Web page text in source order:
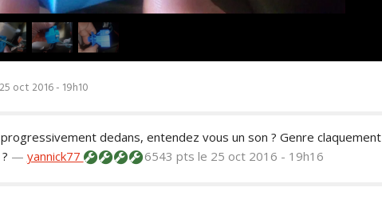
oct 2016 - 19h10
dedans, entendez vous un son ? Genre claquement
— yannick77 6543 pts le 25 oct 2016 - 19h16